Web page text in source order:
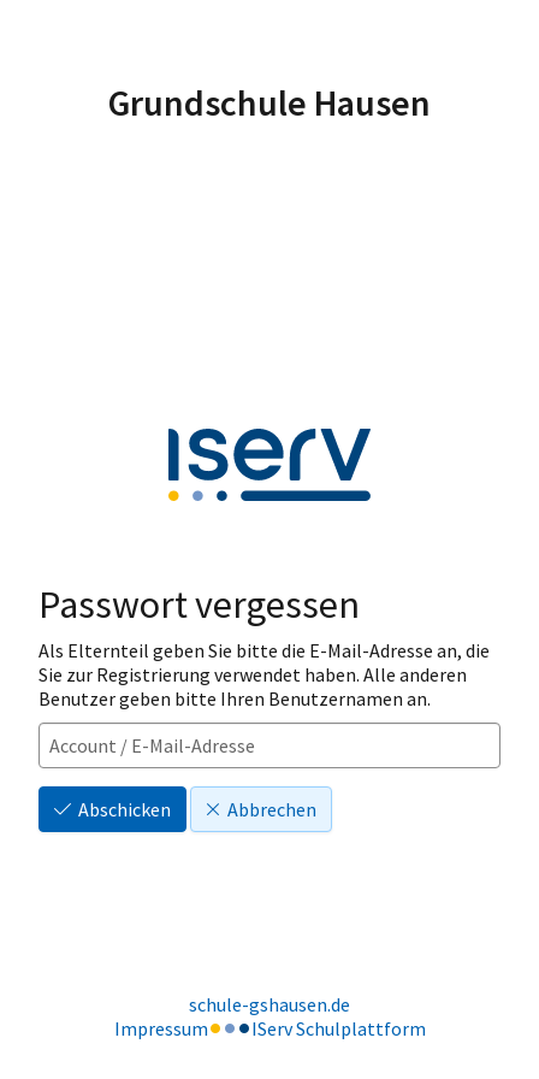
Grundschule Hausen
Passwort vergessen
Als Elternteil geben Sie bitte die E-Mail-Adresse an, die
Sie zur Registrierung verwendet haben. Alle anderen
Benutzer geben bitte Ihren Benutzernamen an.
Abschicken Abbrechen
schule-gshausen.de
Impressum
IServ Schulplattform